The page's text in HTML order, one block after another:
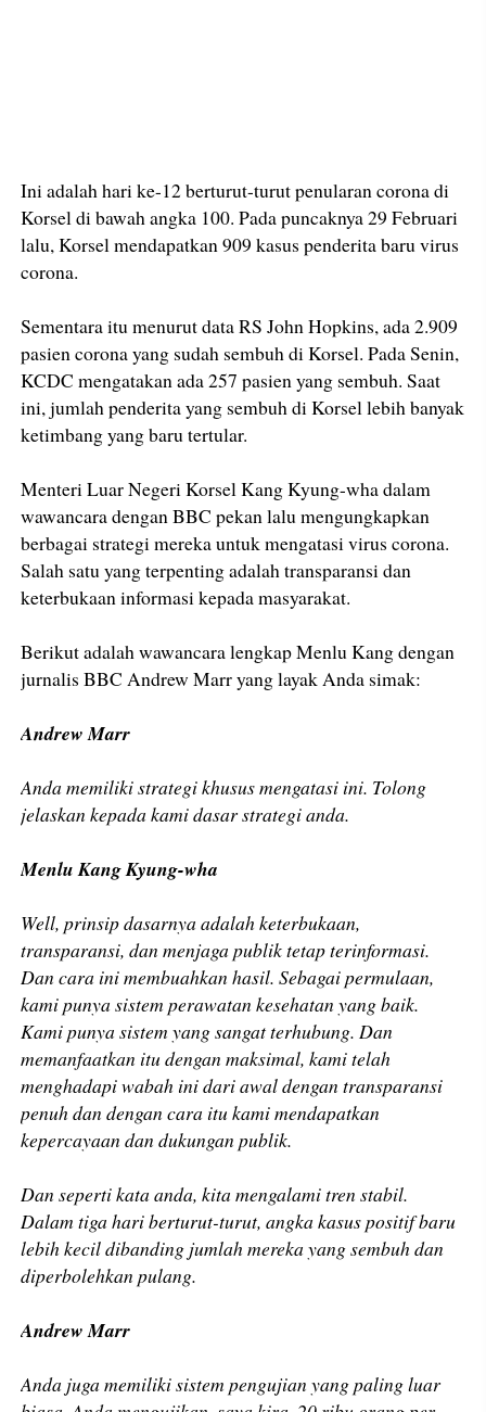
Ini adalah hari ke-12 berturut-turut penularan corona di
Korsel di bawah angka 100. Pada puncaknya 29 Februari
lalu, Korsel mendapatkan 909 kasus penderita baru virus
corona.
Sementara itu menurut data RS John Hopkins, ada 2.909
pasien corona yang sudah sembuh di Korsel. Pada Senin,
KCDC mengatakan ada 257 pasien yang sembuh. Saat
ini, jumlah penderita yang sembuh di Korsel lebih banyak
ketimbang yang baru tertular.
Menteri Luar Negeri Korsel Kang Kyung-wha dalam
wawancara dengan BBC pekan lalu mengungkapkan
berbagai strategi mereka untuk mengatasi virus corona.
Salah satu yang terpenting adalah transparansi dan
keterbukaan informasi kepada masyarakat.
Berikut adalah wawancara lengkap Menlu Kang dengan
jurnalis BBC Andrew Marr yang layak Anda simak:
Andrew Marr
Anda memiliki strategi khusus mengatasi ini. Tolong
jelaskan kepada kami dasar strategi anda.
Menlu Kang Kyung-wha
Well, prinsip dasarnya adalah keterbukaan,
transparansi, dan menjaga publik tetap terinformasi.
Dan cara ini membuahkan hasil. Sebagai permulaan,
kami punya sistem perawatan kesehatan yang baik.
Kami punya sistem yang sangat terhubung. Dan
memanfaatkan itu dengan maksimal, kami telah
menghadapi wabah ini dari awal dengan transparansi
penuh dan dengan cara itu kami mendapatkan
kepercayaan dan dukungan publik.
Dan seperti kata anda, kita mengalami tren stabil.
Dalam tiga hari berturut-turut, angka kasus positif baru
lebih kecil dibanding jumlah mereka yang sembuh dan
diperbolehkan pulang.
​Andrew Marr
Anda juga memiliki sistem pengujian yang paling luar